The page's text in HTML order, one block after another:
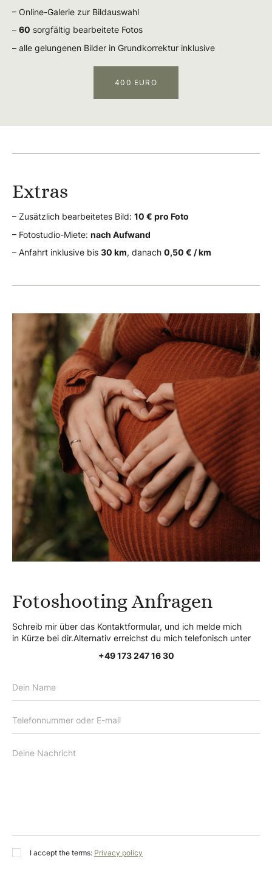
– Online-Galerie zur Bildauswahl
– 60 sorgfältig bearbeitete Fotos
– alle gelungenen Bilder in Grundkorrektur inklusive
400 EURO
Extras
– Zusätzlich bearbeitetes Bild: 10 € pro Foto
– Fotostudio-Miete: nach Aufwand
– Anfahrt inklusive bis 30 km, danach 0,50 € / km
Fotoshooting Anfragen
Schreib mir über das Kontaktformular, und ich melde mich
in Kürze bei dir.Alternativ erreichst du mich telefonisch unter
+49 173 247 16 30
I accept the terms: Privacy policy